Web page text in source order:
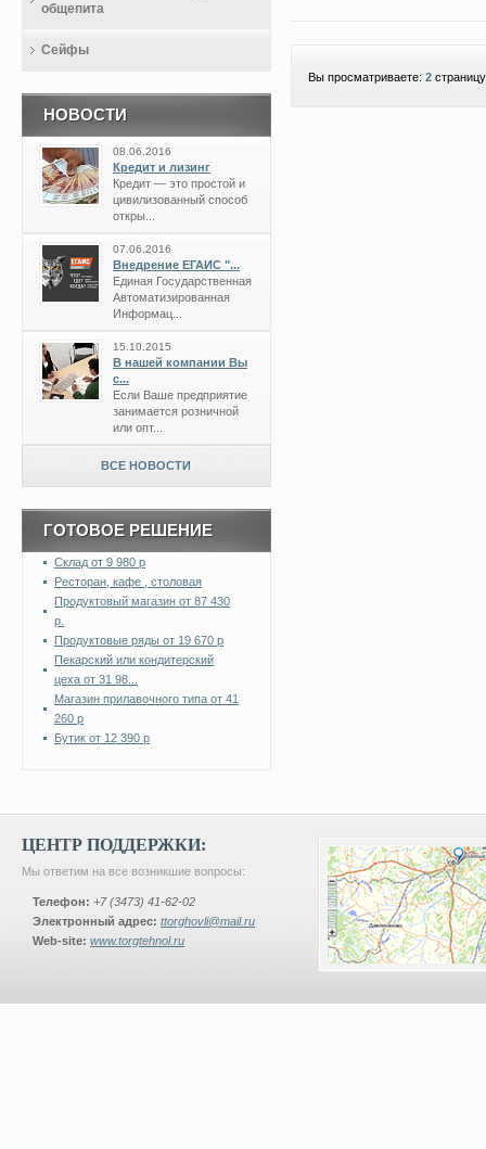
Вы просматриваете: 2
общепита
Сейфы
НОВОСТИ
08.06.2016
Кредит и лизинг
Кредит — это простой и
цивилизованный способ
откры...
07.06.2016
Внедрение ЕГАИС "...
Единая Государственная
Автоматизированная
Информац...
15.10.2015
В нашей компании Вы
с...
Если Ваше предприятие
занимается розничной
или опт...
ВСЕ НОВОСТИ
ГОТОВОЕ РЕШЕНИЕ
Склад от 9 980 р
Ресторан, кафе , столовая
Продуктовый магазин от 87 430
р.
Продуктовые ряды от 19 670 р
Пекарский или кондитерский
цеха от 31 98...
Магазин прилавочного типа от 41
260 р
Бутик от 12 390 р
ЦЕНТР ПОДДЕРЖКИ:
Мы ответим на все возникшие вопросы:
Телефон: +7 (3473) 41-62-02
Электронный адрес: ttorghovli@mail.ru
Web-site: www.torgtehnol.ru